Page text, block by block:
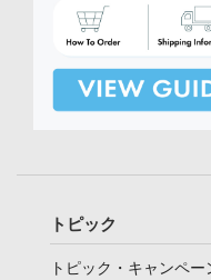
トピック
トピック・キャンペー